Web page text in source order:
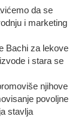
da se
i marketing
Bachi za lekove
i stara se
njihove
povoljne
stavlja